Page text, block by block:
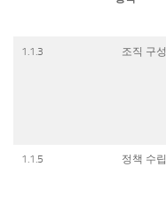
1.1.3 조직 구성
1.1.5 정책 수립